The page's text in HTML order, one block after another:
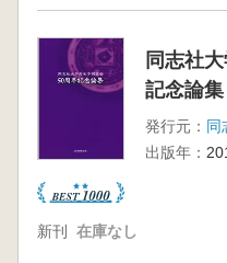
同志社
記念論集
発行元： 同
出版年：
新刊 在庫なし